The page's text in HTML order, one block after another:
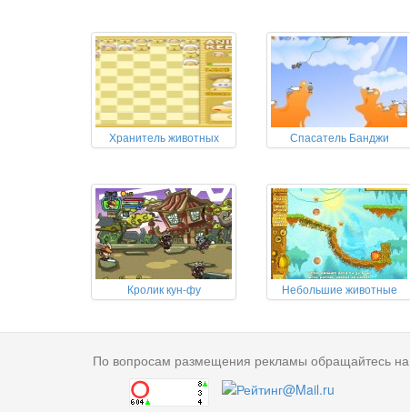
Хранитель животных Спасатель Банджи
Кролик кун-фу Небольшие животные
По вопросам размещения рекламы обращайтесь на